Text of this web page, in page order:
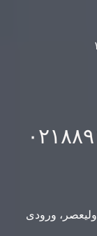
ورودی